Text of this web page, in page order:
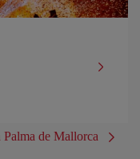
Palma de Mallorca